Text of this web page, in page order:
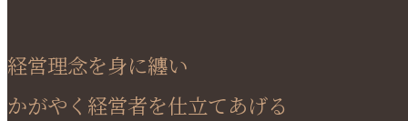
経営理念を身に纏い
かがやく経営者を仕立てあげる